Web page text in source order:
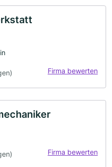
Firma bewerten
Firma bewerten